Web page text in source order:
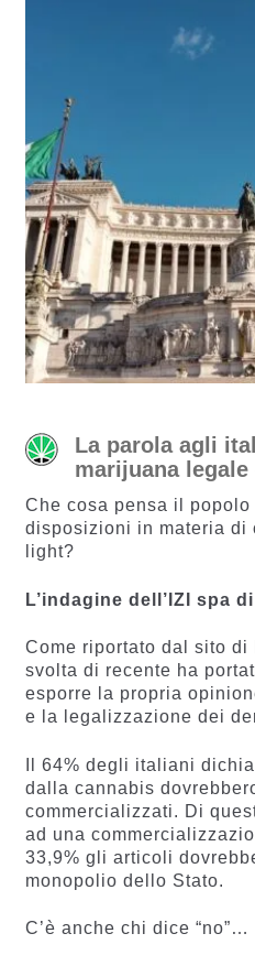
La parola agli
marijuana
Che cosa pensa il
disposizioni in materia di
light?
L’indagine dell’IZI spa
Come riportato dal sito
svolta di recente ha
esporre la propria
e la legalizzazione dei
Il 64% degli italiani
dalla cannabis
commercializzati. Di
ad una
33,9% gli articoli
monopolio dello Stato.
C’è anche chi dice “no”…